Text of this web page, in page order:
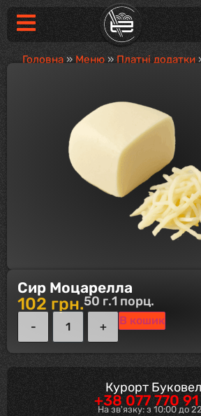
Головна» Меню» Платні додатки
Сир Моцарелла
102 грн.50 г.1 порц.
В кошик
Курорт
+38 077 770 91
На зв'язку: з 10:00 до